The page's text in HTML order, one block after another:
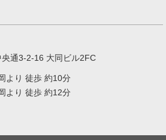
通3-2-16 大同ビル2FC
より 徒歩 約10分
より 徒歩 約12分